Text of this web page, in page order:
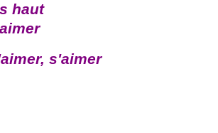
haut
s'aimer